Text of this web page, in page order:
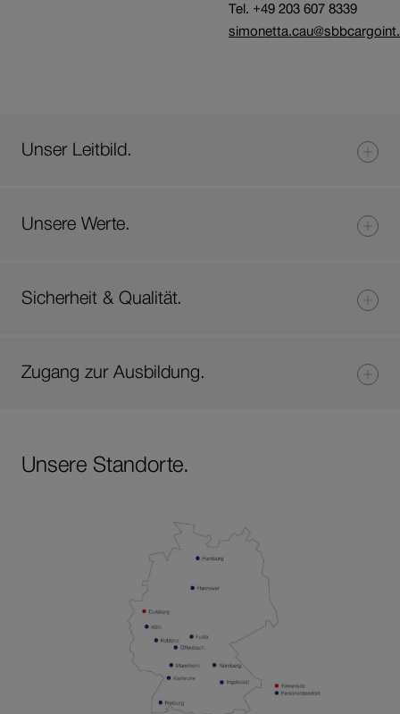
Tel. +49 203 607 8339
Unser Leitbild.
Unsere Werte.
Sicherheit & Qualität.
Zugang zur Ausbildung.
Unsere Standorte.